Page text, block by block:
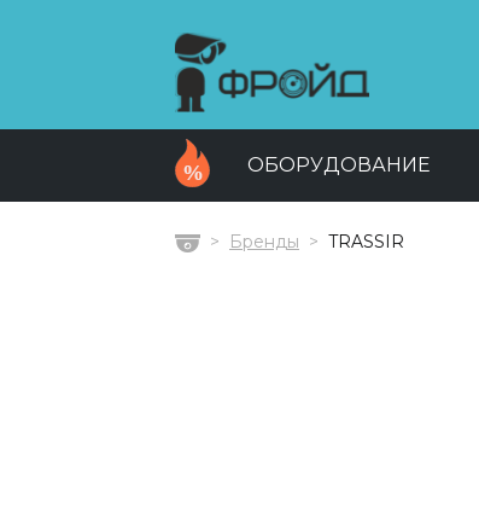
ОБОРУДОВАНИЕ
ГлавнаяБренды TRASSIR